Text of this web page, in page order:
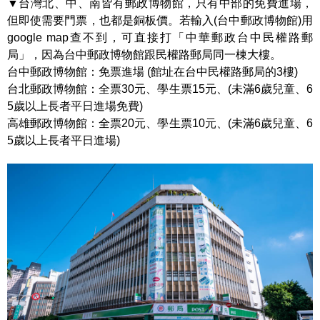
▼台灣北、中、南皆有郵政博物館，只有中部的免費進場，
但即使需要門票，也都是銅板價。若輸入(台中郵政博物館)用
google map查不到，可直接打「中華郵政台中民權路郵
局」，因為台中郵政博物館跟民權路郵局同一棟大樓。
台中郵政博物館：免票進場 (館址在台中民權路郵局的3樓)
台北郵政博物館：全票30元、學生票15元、(未滿6歲兒童、6
5歲以上長者平日進場免費)
高雄郵政博物館：全票20元、學生票10元、(未滿6歲兒童、6
5歲以上長者平日進場)